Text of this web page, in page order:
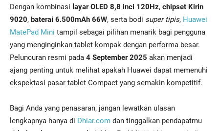
Dengan kombinasi layar OLED 8,8 inci 120Hz, chipset Kirin
9020, baterai 6.500mAh 66W, serta bodi super tipis, Huawei
MatePad Mini tampil sebagai pilihan menarik bagi pengguna
yang menginginkan tablet kompak dengan performa besar.
Peluncuran resmi pada 4 September 2025 akan menjadi
ajang penting untuk melihat apakah Huawei dapat memenuhi
ekspektasi pasar tablet Compact yang semakin kompetitif.
Bagi Anda yang penasaran, jangan lewatkan ulasan
lengkapnya hanya di Dhiar.com dan tinggalkan pendapatmu